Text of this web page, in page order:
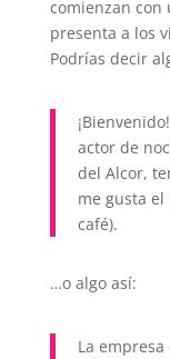
comienzan con
presenta a los
Podrías decir
actor de
del Alcor,
me gusta
café).
…o algo así:
La